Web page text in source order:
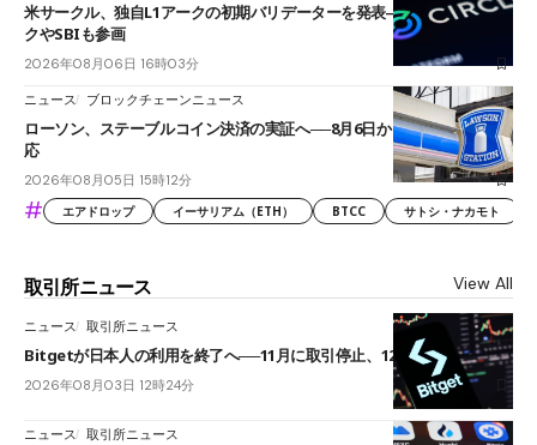
米サークル、独自L1アークの初期バリデーターを発表――ブラックロッ
クやSBIも参画
2026年08月06日 16時03分
ニュース ブロックチェーンニュース
ローソン、ステーブルコイン決済の実証へ──8月6日からJPYCやUSDC対
応
2026年08月05日 15時12分
# エアドロップ イーサリアム（ETH） BTCC サトシ・ナカモト
取引所ニュース View All
ニュース 取引所ニュース
Bitgetが日本人の利用を終了へ──11月に取引停止、12月末に強制決済
2026年08月03日 12時24分
ニュース 取引所ニュース